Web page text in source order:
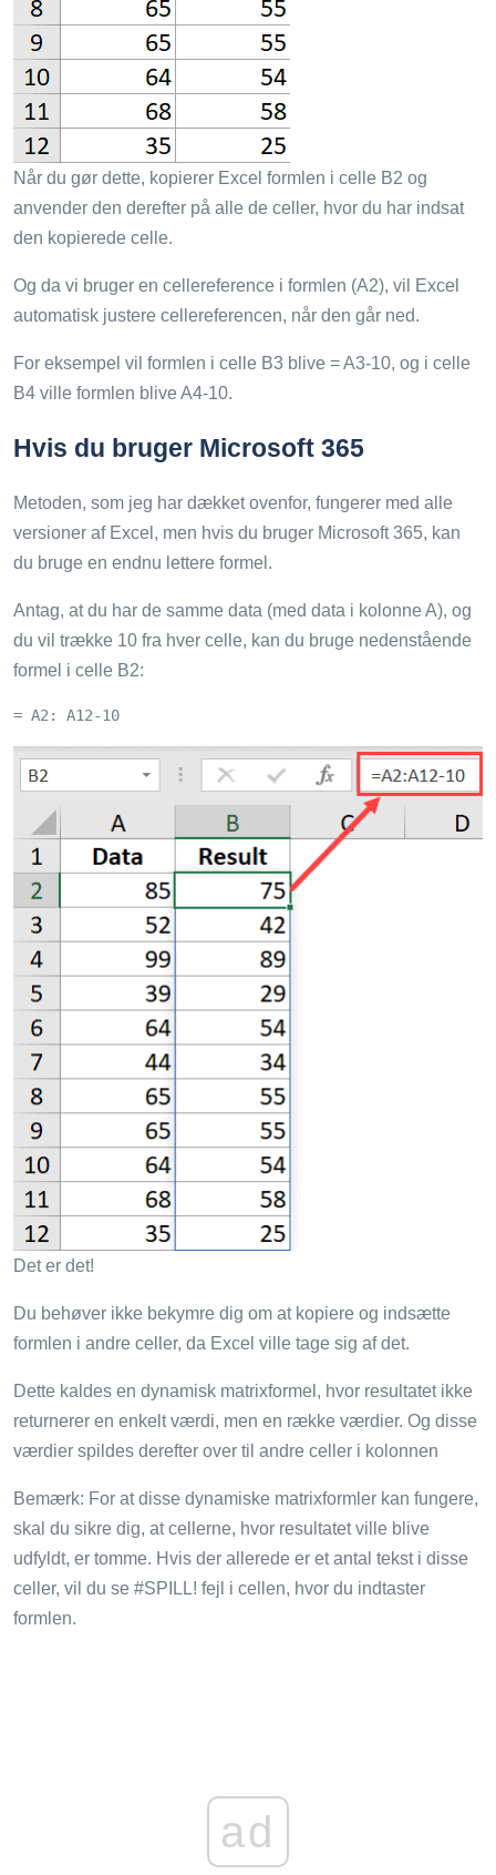
Når du gør dette, kopierer Excel formlen i celle B2 og
anvender den derefter på alle de celler, hvor du har indsat
den kopierede celle.
Og da vi bruger en cellereference i formlen (A2), vil Excel
automatisk justere cellereferencen, når den går ned.
For eksempel vil formlen i celle B3 blive = A3-10, og i celle
B4 ville formlen blive A4-10.
Hvis du bruger Microsoft 365
Metoden, som jeg har dækket ovenfor, fungerer med alle
versioner af Excel, men hvis du bruger Microsoft 365, kan
du bruge en endnu lettere formel.
Antag, at du har de samme data (med data i kolonne A), og
du vil trække 10 fra hver celle, kan du bruge nedenstående
formel i celle B2:
= A2: A12-10
Det er det!
Du behøver ikke bekymre dig om at kopiere og indsætte
formlen i andre celler, da Excel ville tage sig af det.
Dette kaldes en dynamisk matrixformel, hvor resultatet ikke
returnerer en enkelt værdi, men en række værdier. Og disse
værdier spildes derefter over til andre celler i kolonnen
Bemærk: For at disse dynamiske matrixformler kan fungere,
skal du sikre dig, at cellerne, hvor resultatet ville blive
udfyldt, er tomme. Hvis der allerede er et antal tekst i disse
celler, vil du se #SPILL! fejl i cellen, hvor du indtaster
formlen.
ad